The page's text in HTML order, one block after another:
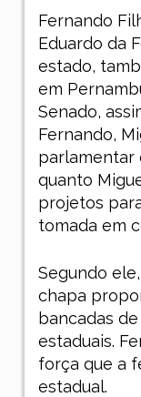
Fernando
Eduardo da
estado,
em
Senado,
Fernando,
parlamentar
quanto
projetos
tomada em
Segundo
chapa
bancadas
estaduais.
força que a
estadual.